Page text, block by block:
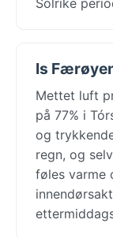
Is
Mettet luft
på 77% i
og
regn, og
føles varme